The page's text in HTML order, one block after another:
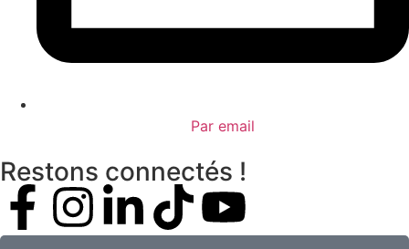
Par email
Restons connectés !